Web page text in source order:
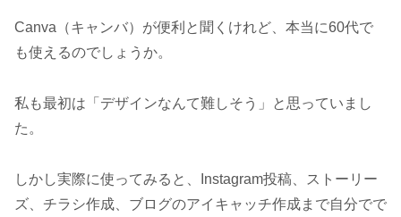
Canva（キャンバ）が便利と聞くけれど、本当に60代で
も使えるのでしょうか。
私も最初は「デザインなんて難しそう」と思っていまし
た。
しかし実際に使ってみると、Instagram投稿、ストーリー
ズ、チラシ作成、ブログのアイキャッチ作成まで自分でで